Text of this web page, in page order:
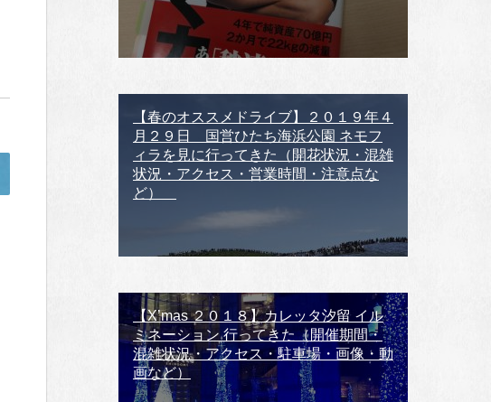
【春のオススメドライブ】２０１９年４
月２９日 国営ひたち海浜公園 ネモフ
ィラを見に行ってきた（開花状況・混雑
状況・アクセス・営業時間・注意点な
ど）
【X’mas ２０１８】カレッタ汐留 イル
ミネーション 行ってきた（開催期間・
混雑状況・アクセス・駐車場・画像・動
画など）